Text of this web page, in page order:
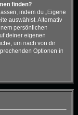
finden?
indem du „Eigene
auswählst. Alternativ
persönlichen
deiner eigenen
um nach von dir
Optionen in